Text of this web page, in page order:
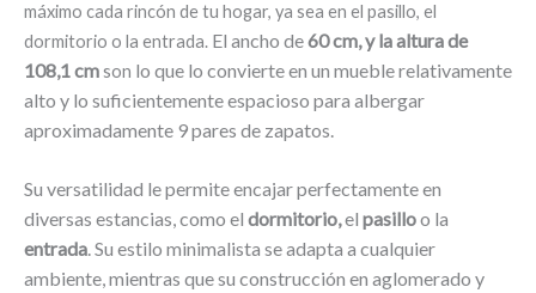
máximo cada rincón de tu hogar, ya sea en el pasillo, el
dormitorio o la entrada. El ancho de60 cm, y laaltura de
108,1 cmson lo que lo convierte en un mueble relativamente
alto y lo suficientemente espacioso para albergar
aproximadamente 9 pares de zapatos.
Su versatilidad le permite encajar perfectamente en
diversas estancias, como el dormitorio,el pasilloo la
entrada . Su estilo minimalista se adapta a cualquier
ambiente, mientras que su construcción en aglomerado y